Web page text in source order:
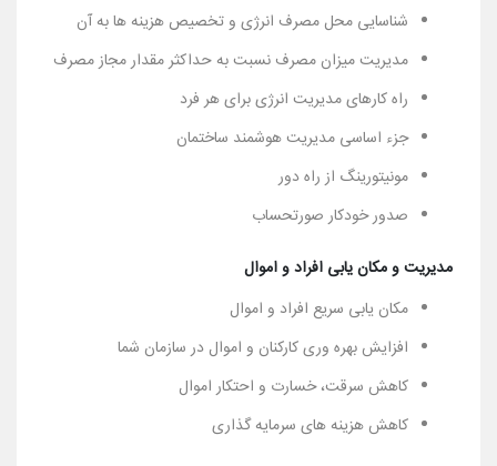
شناسایی محل مصرف انرژی و تخصیص هزینه ها به آن
مدیریت میزان مصرف نسبت به حداکثر مقدار مجاز مصرف
راه کارهای مدیریت انرژی برای هر فرد
جزء اساسی مدیریت هوشمند ساختمان
مونیتورینگ از راه دور
صدور خودکار صورتحساب
مدیریت و مکان یابی افراد و اموال
مکان یابی سریع افراد و اموال
افزایش بهره وری کارکنان و اموال در سازمان شما
کاهش سرقت، خسارت و احتکار اموال
کاهش هزینه های سرمایه گذاری